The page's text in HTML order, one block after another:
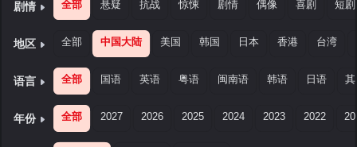
暂无观看影片的记录
剧情 全部 悬疑 抗战 惊悚 剧情 偶像 喜剧 短剧
地区 全部 中国大陆 美国 韩国 日本 香港 台湾
语言 全部 国语 英语 粤语 闽南语 韩语 日语
年份 全部 2027 2026 2025 2024 2023 2022